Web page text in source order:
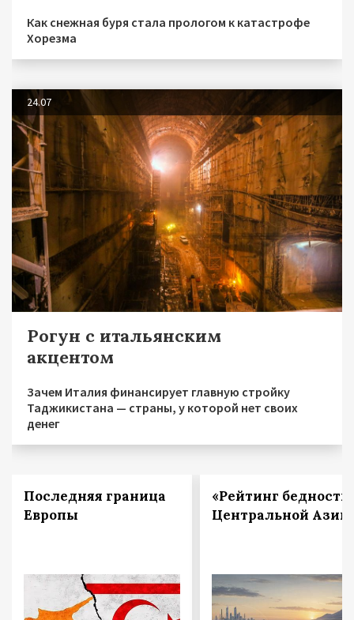
Как снежная буря стала прологом к катастрофе
Хорезма
24.07
Рогун с итальянским
акцентом
Зачем Италия финансирует главную стройку
Таджикистана — страны, у которой нет своих
денег
Последняя граница
Европы
«Рейтинг
Центральной Азии